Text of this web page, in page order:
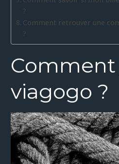
?
Comment retrouver une
?
viagogo ?